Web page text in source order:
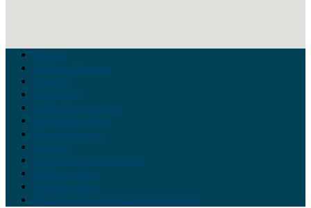
Главная
Война на Украине
Новости
Аналитика
Тайны Геополитики
Российские элиты
Теория заговора
Украина
Новый Мировой Порядок
Тайны истории
Обратная связь
Правила комментирования материалов